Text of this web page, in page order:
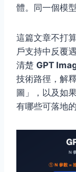
體。同一個模
這篇文章不打
戶支持中反覆
清楚 GPT
技術路徑，解
圖」，以及如
有哪些可落地的